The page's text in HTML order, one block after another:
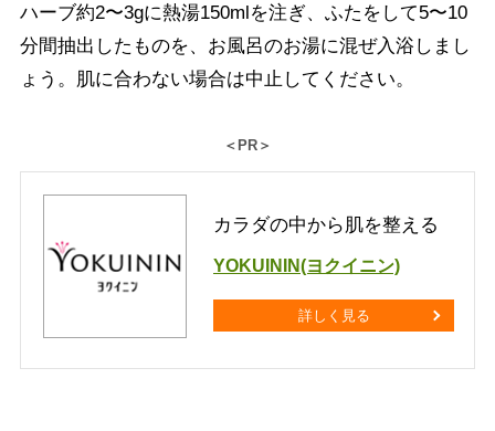
ハーブ約2〜3gに熱湯150mlを注ぎ、ふたをして5〜10
分間抽出したものを、お風呂のお湯に混ぜ入浴しまし
ょう。肌に合わない場合は中止してください。
＜PR＞
カラダの中から肌を整える
YOKUININ(ヨクイニン)
詳しく見る